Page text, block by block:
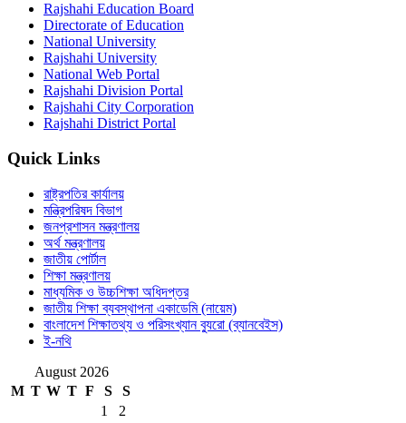
Rajshahi Education Board
Directorate of Education
National University
Rajshahi University
National Web Portal
Rajshahi Division Portal
Rajshahi City Corporation
Rajshahi District Portal
Quick Links
রাষ্ট্রপতির কার্যালয়
মন্ত্রিপরিষদ বিভাগ
জনপ্রশাসন মন্ত্রণালয়
অর্থ মন্ত্রণালয়
জাতীয় পোর্টাল
শিক্ষা মন্ত্রণালয়
মাধ্যমিক ও উচ্চশিক্ষা অধিদপ্তর
জাতীয় শিক্ষা ব্যবস্থাপনা একাডেমি (নায়েম)
বাংলাদেশ শিক্ষাতথ্য ও পরিসংখ্যান ব্যুরো (ব্যানবেইস)
ই-নথি
August 2026
M T W T F S
S
1
2